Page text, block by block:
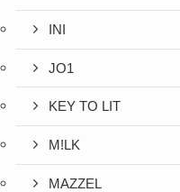
INI
JO1
KEY TO LIT
M!LK
MAZZEL